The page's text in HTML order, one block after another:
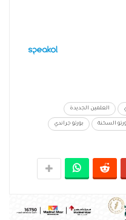
العلمين الجديدة
السخنة بورتو جراندي